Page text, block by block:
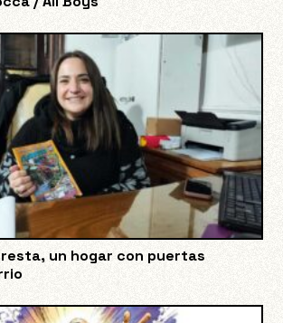
un hogar con puertas